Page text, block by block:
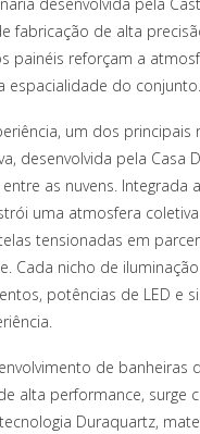
fabricação de alta
painéis reforçam a
espacialidade do conjunto.
um dos principais
desenvolvida pela Casa
as nuvens.
uma atmosfera
tensionadas em
Cada nicho de
potências de LED e
de banheiras
alta performance, surge
Duraquartz,